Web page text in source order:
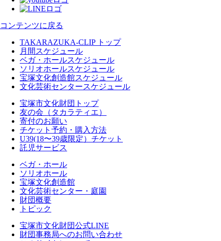
コンテンツに戻る
TAKARAZUKA-CLIP トップ
月間スケジュール
ベガ・ホールスケジュール
ソリオホールスケジュール
宝塚文化創造館スケジュール
文化芸術センタースケジュール
宝塚市文化財団トップ
友の会（タカラティエ）
寄付のお願い
チケット予約・購入方法
U39(18〜39歳限定）チケット
託児サービス
ベガ・ホール
ソリオホール
宝塚文化創造館
文化芸術センター・庭園
財団概要
トピック
宝塚市文化財団公式LINE
財団事務局へのお問い合わせ